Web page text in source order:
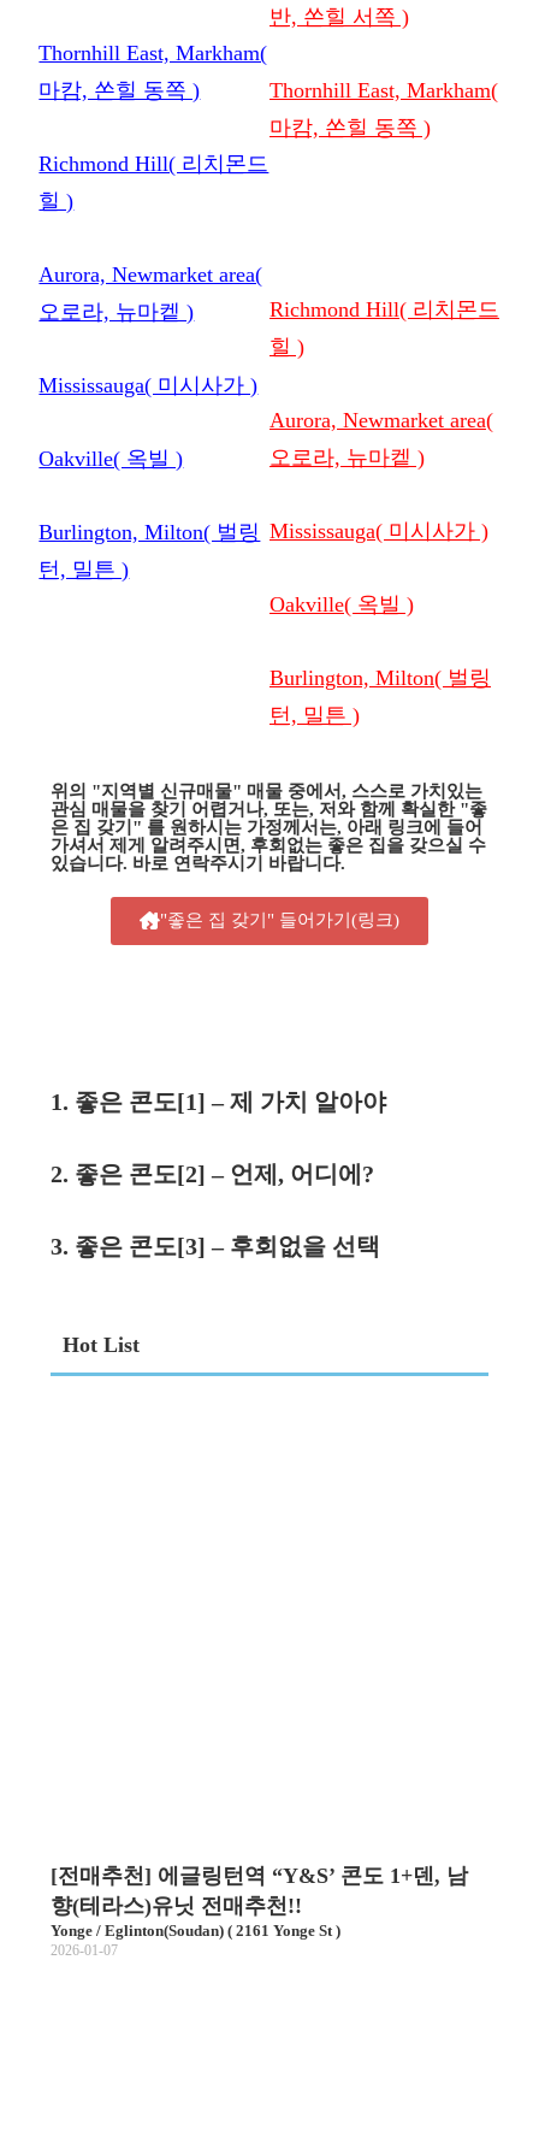
Thornhill East, Markham(
마캄, 쏜힐 동쪽 )
Richmond Hill( 리치몬드
힐 )
Aurora, Newmarket area(
오로라, 뉴마켙 )
Mississauga( 미시사가 )
Oakville( 옥빌 )
Burlington, Milton( 벌링
턴, 밀튼 )
반, 쏜힐 서쪽 )
Thornhill East, Markham(
마캄, 쏜힐 동쪽 )
Richmond Hill( 리치몬드
힐 )
Aurora, Newmarket area(
오로라, 뉴마켙 )
Mississauga( 미시사가 )
Oakville( 옥빌 )
Burlington, Milton( 벌링
턴, 밀튼 )
위의 "지역별 신규매물" 매물 중에서, 스스로 가치있는
관심 매물을 찾기 어렵거나, 또는, 저와 함께 확실한 "좋
은 집 갖기" 를 원하시는 가정께서는, 아래 링크에 들어
가셔서 제게 알려주시면, 후회없는 좋은 집을 갖으실 수
있습니다. 바로 연락주시기 바랍니다.
"좋은 집 갖기" 들어가기(링크)
1. 좋은 콘도[1] – 제 가치 알아야
2. 좋은 콘도[2] – 언제, 어디에?
3. 좋은 콘도[3] – 후회없을 선택
Hot List
[전매추천] 에글링턴역 “Y&S’ 콘도 1+덴, 남
향(테라스)유닛 전매추천!!
Yonge / Eglinton(Soudan) ( 2161 Yonge St )
2026-01-07